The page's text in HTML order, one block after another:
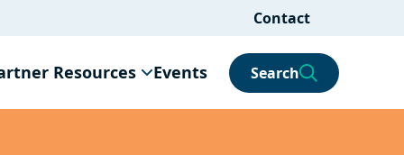
Contact
Resources Events Search